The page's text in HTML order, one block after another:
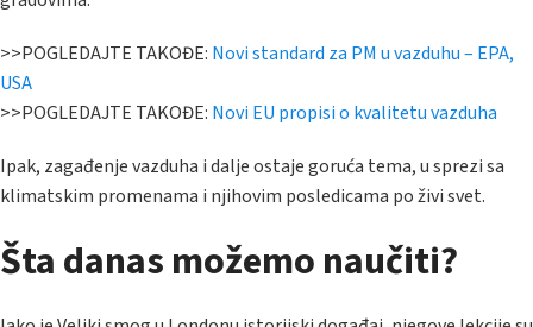
>>POGLEDAJTE TAKOĐE: Novi standard za PM u vazduhu – EPA,
USA
>>POGLEDAJTE TAKOĐE: Novi EU propisi o kvalitetu vazduha
Ipak, zagađenje vazduha i dalje ostaje goruća tema, u sprezi sa
klimatskim promenama i njihovim posledicama po živi svet.
Šta danas možemo naučiti?